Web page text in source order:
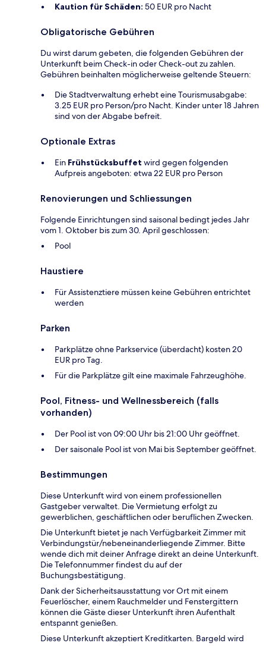
Kaution für Schäden: 50 EUR pro Nacht
Obligatorische Gebühren
Du wirst darum gebeten, die folgenden Gebühren der
Unterkunft beim Check-in oder Check-out zu zahlen.
Gebühren beinhalten möglicherweise geltende Steuern:
Die Stadtverwaltung erhebt eine Tourismusabgabe:
3.25 EUR pro Person/pro Nacht. Kinder unter 18 Jahren
sind von der Abgabe befreit.
Optionale Extras
Ein Frühstücksbuffet wird gegen folgenden
Aufpreis angeboten: etwa 22 EUR pro Person
Renovierungen und Schliessungen
Folgende Einrichtungen sind saisonal bedingt jedes Jahr
vom 1. Oktober bis zum 30. April geschlossen:
Pool
Haustiere
Für Assistenztiere müssen keine Gebühren entrichtet
werden
Parken
Parkplätze ohne Parkservice (überdacht) kosten 20
EUR pro Tag.
Für die Parkplätze gilt eine maximale Fahrzeughöhe.
Pool, Fitness- und Wellnessbereich (falls
vorhanden)
Der Pool ist von 09:00 Uhr bis 21:00 Uhr geöffnet.
Der saisonale Pool ist von Mai bis September geöffnet.
Bestimmungen
Diese Unterkunft wird von einem professionellen
Gastgeber verwaltet. Die Vermietung erfolgt zu
gewerblichen, geschäftlichen oder beruflichen Zwecken.
Die Unterkunft bietet je nach Verfügbarkeit Zimmer mit
Verbindungstür/nebeneinanderliegende Zimmer. Bitte
wende dich mit deiner Anfrage direkt an deine Unterkunft.
Die Telefonnummer findest du auf der
Buchungsbestätigung.
Dank der Sicherheitsausstattung vor Ort mit einem
Feuerlöscher, einem Rauchmelder und Fenstergittern
können die Gäste dieser Unterkunft ihren Aufenthalt
entspannt genießen.
Diese Unterkunft akzeptiert Kreditkarten. Bargeld wird